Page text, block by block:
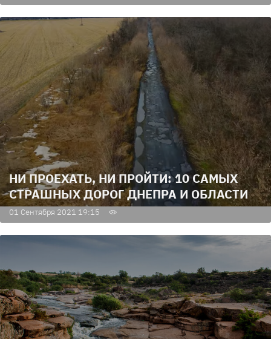
НИ ПРОЕХАТЬ, НИ ПРОЙТИ: 10 САМЫХ
СТРАШНЫХ ДОРОГ ДНЕПРА И ОБЛАСТИ
01 Сентября 2021 19:15